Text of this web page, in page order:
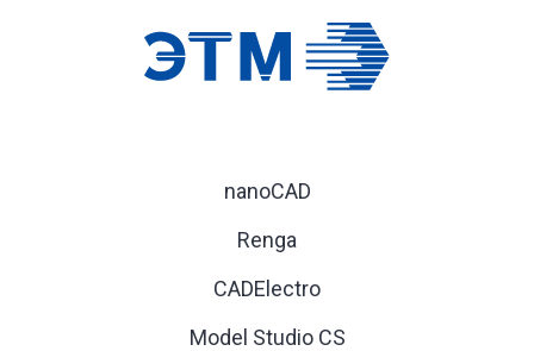
nanoCAD
Renga
CADElectro
Model Studio CS